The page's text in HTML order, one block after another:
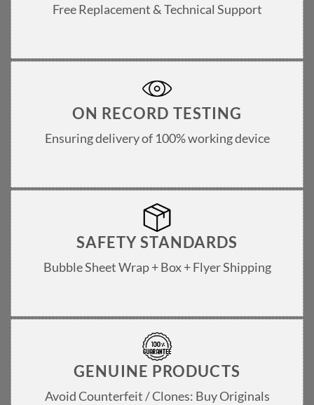
Free Replacement & Technical Support
ON RECORD TESTING
Ensuring delivery of 100% working device
SAFETY STANDARDS
Bubble Sheet Wrap + Box + Flyer Shipping
GENUINE PRODUCTS
Avoid Counterfeit / Clones: Buy Originals